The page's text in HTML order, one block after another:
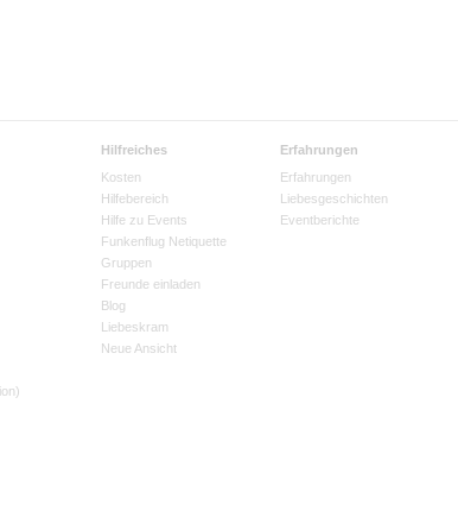
Hilfreiches
Kosten
Hilfebereich
Hilfe zu Events
Funkenflug Netiquette
Gruppen
Freunde einladen
Blog
Liebeskram
Neue Ansicht
Erfahrungen
Erfahrungen
Liebesgeschichten
Eventberichte